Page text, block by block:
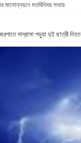
মানোন্নয়নে মতবিনিময় সভায়
মাদ্রাসা পড়ুয়া দুই ছাত্রী নিহত